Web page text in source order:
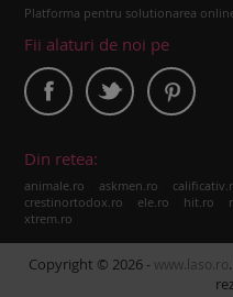
Platforma pentru solutionarea
Fii alaturi de noi pe
Din retea:
animale.ro askmen.ro
crestinortodox.ro ele.ro hit.ro
xtrem.ro
Copyright © 2026 - www.laso.ro